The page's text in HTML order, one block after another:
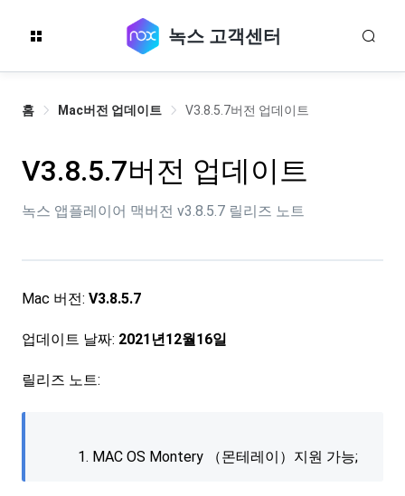
녹스 고객센터
홈 Mac버전 업데이트 V3.8.5.7버전 업데이트
V3.8.5.7버전 업데이트
녹스 앱플레이어 맥버전 v3.8.5.7 릴리즈 노트
Mac 버전: V3.8.5.7
업데이트 날짜: 2021년12월16일
릴리즈 노트:
MAC OS Montery （몬테레이）지원 가능;